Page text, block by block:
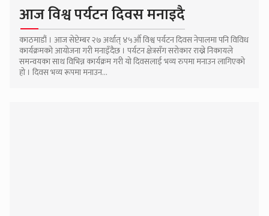
आज विश्व पर्यटन दिवस मनाइदै
काठमाडौं । आज सेप्टेम्बर २७ अर्थात् ४५औँ विश्व पर्यटन दिवस नेपालमा पनि विविध
कार्यक्रमको आयोजना गरी मनाइँदैछ । पर्यटन क्षेत्रसँग सरोकार राख्ने निकायले
समन्वयका साथ विभिन्न कार्यक्रम गरी यो दिवसलाई भव्य रुपमा मनाउन लागिएको
हो । दिवस भव्य रूपमा मनाउन...